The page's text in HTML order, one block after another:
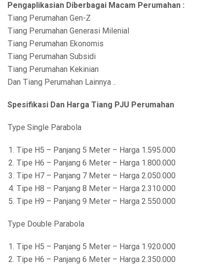
Pengaplikasian Diberbagai Macam Perumahan :
Tiang Perumahan Gen-Z
Tiang Perumahan Generasi Milenial
Tiang Perumahan Ekonomis
Tiang Perumahan Subsidi
Tiang Perumahan Kekinian
Dan Tiang Perumahan Lainnya ..
Spesifikasi Dan Harga Tiang PJU Perumahan
Type Single Parabola
Tipe H5 – Panjang 5 Meter – Harga 1.595.000
Tipe H6 – Panjang 6 Meter – Harga 1.800.000
Tipe H7 – Panjang 7 Meter – Harga 2.050.000
Tipe H8 – Panjang 8 Meter – Harga 2.310.000
Tipe H9 – Panjang 9 Meter – Harga 2.550.000
Type Double Parabola
Tipe H5 – Panjang 5 Meter – Harga 1.920.000
Tipe H6 – Panjang 6 Meter – Harga 2.350.000